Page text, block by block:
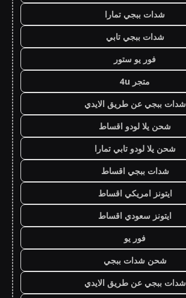
شدات ببجي تمارا
شدات ببجي تابي
فور يو ستور
متجر 4u
شدات ببجي عن طريق الايدي
شحن يلا لودو اقساط
شحن يلا لودو تابي تمارا
شدات ببجي اقساط
ايتونز امريكي اقساط
ايتونز سعودي اقساط
فور يو
شحن شدات ببجي
شدات ببجي عن طريق الايدي